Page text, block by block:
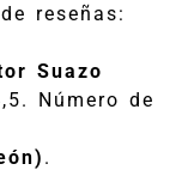
reseñas:
Suazo
Número de
.